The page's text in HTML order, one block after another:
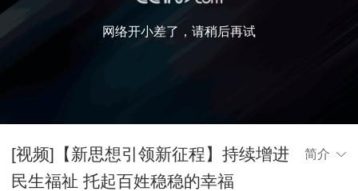
网络开小差了，请稍后再试
[视频]【新思想引领新征程】持续增进
民生福祉 托起百姓稳稳的幸福
简介